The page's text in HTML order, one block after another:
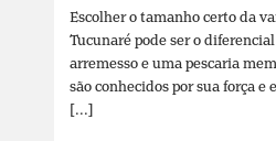
Escolher o tamanho certo da
Tucunaré pode ser o
arremesso e uma pescaria
são conhecidos por sua força
[...]